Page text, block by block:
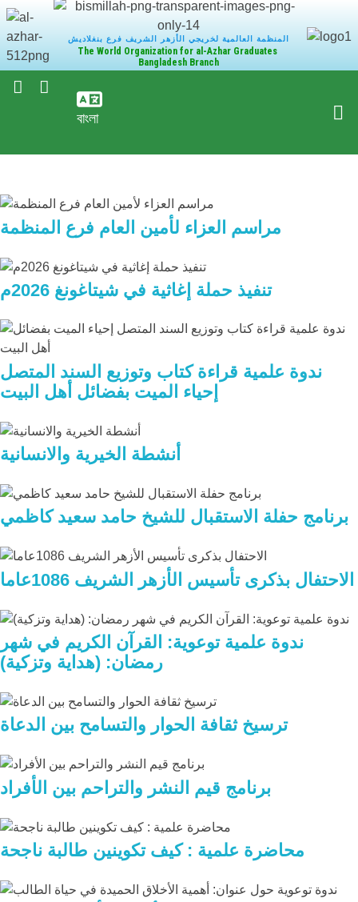
المنظمة العالمية لخريجي الأزهر الشريف فرع بنغلاديش
The World Organization for al-Azhar Graduates
Bangladesh Branch
বাংলা
مراسم العزاء لأمين العام فرع المنظمة
تنفيذ حملة إغاثية في شيتاغونغ 2026م
ندوة علمية قراءة كتاب وتوزيع السند المتصل
إحياء الميت بفضائل أهل البيت
أنشطة الخيرية والانسانية
برنامج حفلة الاستقبال للشيخ حامد سعيد كاظمي
الاحتفال بذكرى تأسيس الأزهر الشريف 1086عاما
ندوة علمية توعوية: القرآن الكريم في شهر
رمضان: (هداية وتزكية)
ترسيخ ثقافة الحوار والتسامح بين الدعاة
برنامج قيم النشر والتراحم بين الأفراد
محاضرة علمية : كيف تكوينين طالبة ناجحة